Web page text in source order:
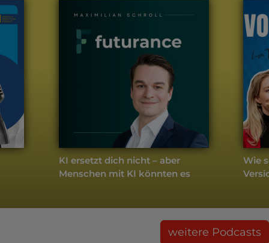
KI ersetzt dich nicht – aber
Menschen mit KI könnten es
Wie
weitere Podcasts